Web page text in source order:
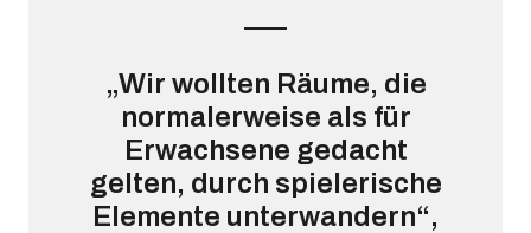
„Wir wollten Räume, die
normalerweise als für
Erwachsene gedacht
gelten, durch spielerische
Elemente unterwandern“,